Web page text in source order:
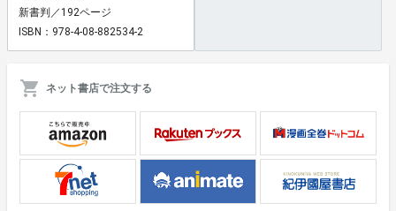
新書判／192ページ
ISBN：978-4-08-882534-2
ネット書店で注文する